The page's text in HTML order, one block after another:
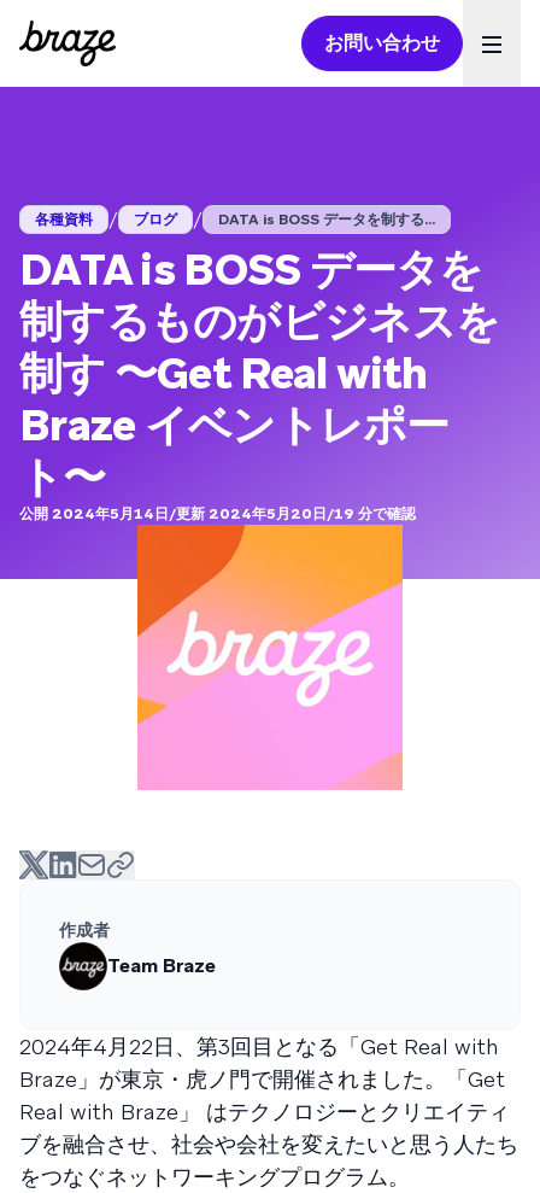
お問い合わせ
各種資料 / ブログ / DATA is BOSS データを制する...
DATA is BOSS データを
制するものがビジネスを
制す 〜Get Real with
Braze イベントレポー
ト〜
公開 2024年5月14日/更新 2024年5月20日/19 分で確認
作成者
Team Braze
2024年4月22日、第3回目となる「Get Real with
Braze」が東京・虎ノ門で開催されました。「Get
Real with Braze」 はテクノロジーとクリエイティ
ブを融合させ、社会や会社を変えたいと思う人たち
をつなぐネットワーキングプログラム。